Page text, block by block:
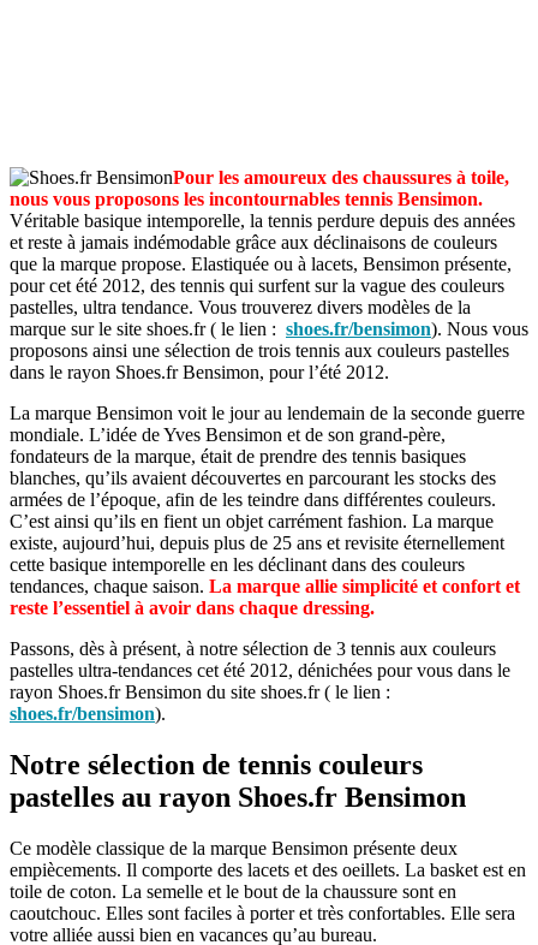
Pour les amoureux des chaussures à toile,
nous vous proposons les incontournables tennis Bensimon.
Véritable basique intemporelle, la tennis perdure depuis des années
et reste à jamais indémodable grâce aux déclinaisons de couleurs
que la marque propose. Elastiquée ou à lacets, Bensimon présente,
pour cet été 2012, des tennis qui surfent sur la vague des couleurs
pastelles, ultra tendance. Vous trouverez divers modèles de la
marque sur le site shoes.fr ( le lien : shoes.fr/bensimon). Nous vous
proposons ainsi une sélection de trois tennis aux couleurs pastelles
dans le rayon Shoes.fr Bensimon, pour l’été 2012.
La marque Bensimon voit le jour au lendemain de la seconde guerre
mondiale. L’idée de Yves Bensimon et de son grand-père,
fondateurs de la marque, était de prendre des tennis basiques
blanches, qu’ils avaient découvertes en parcourant les stocks des
armées de l’époque, afin de les teindre dans différentes couleurs.
C’est ainsi qu’ils en fient un objet carrément fashion. La marque
existe, aujourd’hui, depuis plus de 25 ans et revisite éternellement
cette basique intemporelle en les déclinant dans des couleurs
tendances, chaque saison. La marque allie simplicité et confort et
reste l’essentiel à avoir dans chaque dressing.
Passons, dès à présent, à notre sélection de 3 tennis aux couleurs
pastelles ultra-tendances cet été 2012, dénichées pour vous dans le
rayon Shoes.fr Bensimon du site shoes.fr ( le lien :
shoes.fr/bensimon).
Notre sélection de tennis couleurs
pastelles au rayon Shoes.fr Bensimon
Ce modèle classique de la marque Bensimon présente deux
empiècements. Il comporte des lacets et des oeillets. La basket est en
toile de coton. La semelle et le bout de la chaussure sont en
caoutchouc. Elles sont faciles à porter et très confortables. Elle sera
votre alliée aussi bien en vacances qu’au bureau.